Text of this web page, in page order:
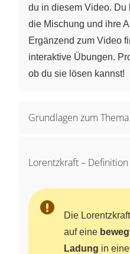
du in diesem Video. Du
die Mischung und ihre
Ergänzend zum Video
interaktive Übungen.
ob du sie lösen kannst!
Grundlagen zum Thema
Lorentzkraft – Definition
Die
auf eine
Ladung in